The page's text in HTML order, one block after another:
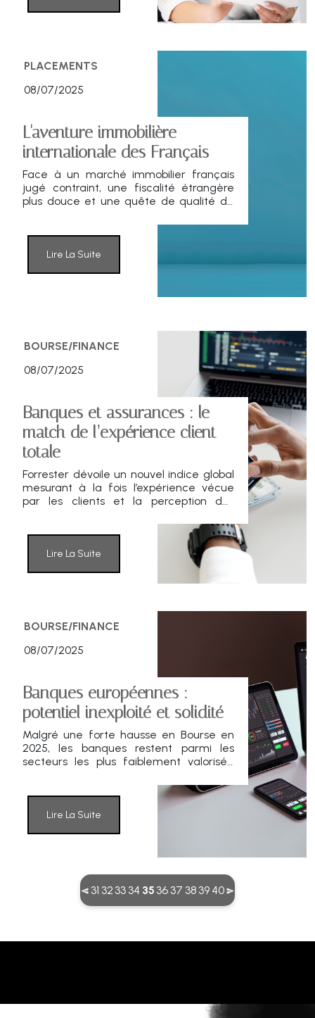
PLACEMENTS
08/07/2025
L'aventure immobilière
internationale des Français
Face à un marché immobilier français
jugé contraint, une fiscalité étrangère
plus douce et une quête de qualité de
désormais un achat immobilier hors des
frontières. L'étude exclusive menée par
iadOverseas en juin 2025 révèle une
bascule patrimoniale nette et
Lire La Suite
BOURSE/FINANCE
08/07/2025
Banques et assurances : le
match de l’expérience client
totale
Forrester dévoile un nouvel indice global
mesurant à la fois l’expérience vécue
par les clients et la perception des
stratégique pour le secteur financier.
Lire La Suite
BOURSE/FINANCE
08/07/2025
Banques européennes :
potentiel inexploité et solidité
Malgré une forte hausse en Bourse en
2025, les banques restent parmi les
secteurs les plus faiblement valorisés.
opportunités durables pour les
investisseurs.
Lire La Suite
31 32 33 34 35(current)
36 37 38 39 40